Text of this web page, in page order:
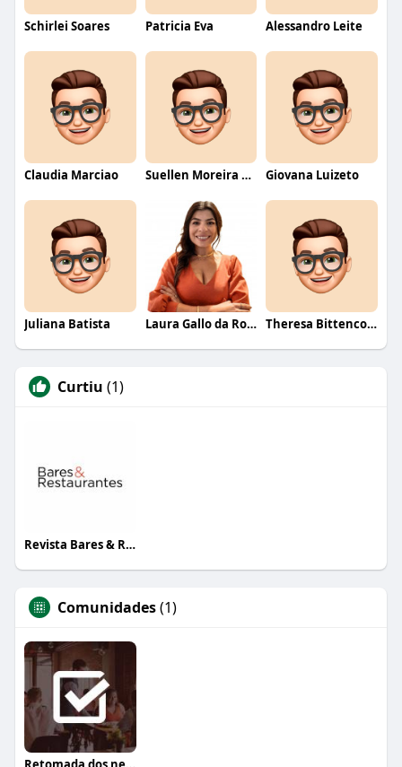
Schirlei Soares Patricia Eva Alessandro Leite
Claudia Marciao Suellen Moreira Parente de Oliveira Giovana Luizeto
Juliana Batista Laura Gallo da Rosa Theresa Bittencourt
Curtiu (1)
Revista Bares & Restaurantes
Comunidades(1)